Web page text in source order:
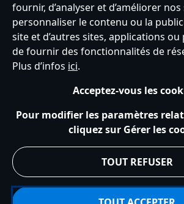
France
Service clients Conditions d’utilisation
Politique de cookies
Notice relative à la
s172 Statements
Accessibility
fournir, d’analyser et d’améliorer
personnaliser le contenu ou la
site et d’autres sites, applications
de fournir des fonctionnalités de
Plus d’infos ici.
Acceptez-vous les
Pour modifier les paramètres
cliquez sur Gérer les
TOUT REFUSER